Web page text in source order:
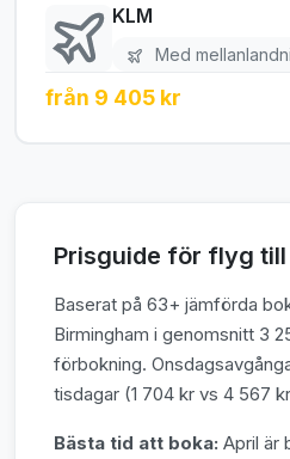
KLM
Med
från 9 405 kr
Prisguide för flyg
Baserat på 63+ jämförda
Birmingham i genomsnitt 3
förbokning.
tisdagar (1 704 kr vs 4 567
Bästa tid att boka: April är